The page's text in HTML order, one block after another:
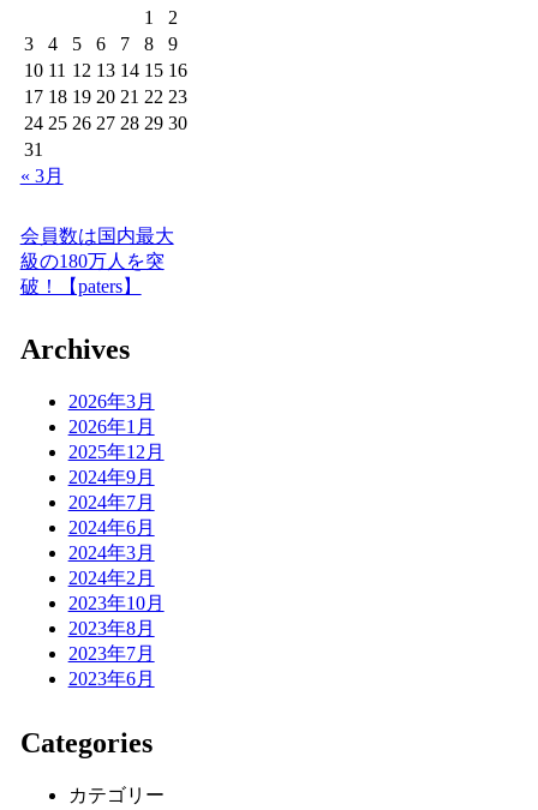
1
2
3
4 5 6 7 8
9
10 11 12 13 14 15 16
17 18 19 20 21 22 23
24 25 26 27 28 29 30
31
« 3月
会員数は国内最大
級の180万人を突
破！【paters】
Archives
2026年3月
2026年1月
2025年12月
2024年9月
2024年7月
2024年6月
2024年3月
2024年2月
2023年10月
2023年8月
2023年7月
2023年6月
Categories
カテゴリー